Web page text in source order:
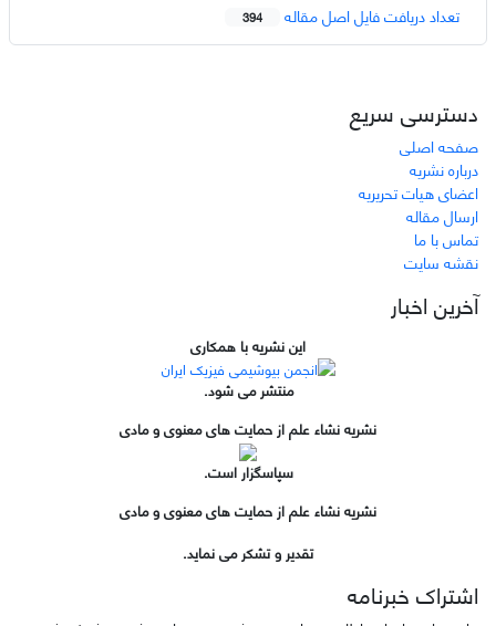
تعداد دریافت فایل اصل مقاله 394
دسترسی سریع
صفحه اصلی
درباره نشریه
اعضای هیات تحریریه
ارسال مقاله
تماس با ما
نقشه سایت
آخرین اخبار
این نشریه با همکاری
منتشر می شود.
نشریه نشاء علم از حمایت های معنوی و مادی
سپاسگزار است.
نشریه نشاء علم از حمایت های معنوی و مادی
تقدیر و تشکر می نماید.
اشتراک خبرنامه